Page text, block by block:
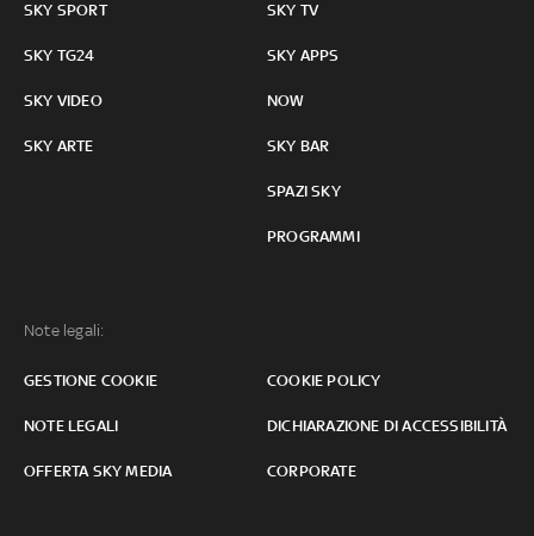
SKY SPORT
SKY TG24
SKY VIDEO
SKY ARTE
SKY TV
SKY APPS
NOW
SKY BAR
SPAZI SKY
PROGRAMMI
Note legali:
GESTIONE COOKIE COOKIE POLICY
NOTE LEGALI DICHIARAZIONE DI ACCESSIBILITÀ
OFFERTA SKY MEDIA CORPORATE